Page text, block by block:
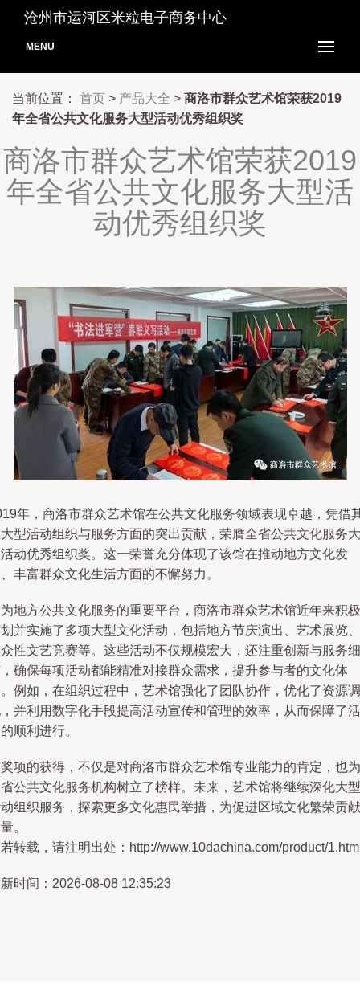
沧州市运河区米粒电子商务中心
MENU
当前位置： 首页 > 产品大全 > 商洛市群众艺术馆荣获2019
年全省公共文化服务大型活动优秀组织奖
商洛市群众艺术馆荣获2019
年全省公共文化服务大型活
动优秀组织奖
年，商洛市群众艺术馆在公共文化服务领域表现卓越，凭借
型活动组织与服务方面的突出贡献，荣膺全省公共文化服务大
动优秀组织奖。这一荣誉充分体现了该馆在推动地方文化发
丰富群众文化生活方面的不懈努力。
地方公共文化服务的重要平台，商洛市群众艺术馆近年来积极
并实施了多项大型文化活动，包括地方节庆演出、艺术展览、
性文艺竞赛等。这些活动不仅规模宏大，还注重创新与服务细
确保每项活动都能精准对接群众需求，提升参与者的文化体
例如，在组织过程中，艺术馆强化了团队协作，优化了资源调
并利用数字化手段提高活动宣传和管理的效率，从而保障了活
顺利进行。
项的获得，不仅是对商洛市群众艺术馆专业能力的肯定，也为
公共文化服务机构树立了榜样。未来，艺术馆将继续深化大型
组织服务，探索更多文化惠民举措，为促进区域文化繁荣贡献
。
转载，请注明出处：http://www.10dachina.com/product/
时间：2026-08-08 12:35:23